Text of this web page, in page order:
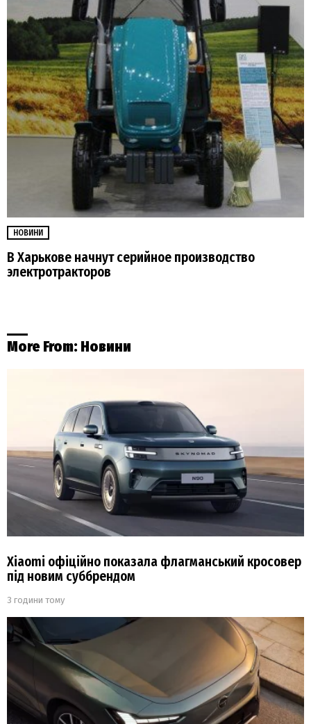
НОВИНИ
В Харькове начнут серийное производство
электротракторов
More From: Новини
Xiaomi офіційно показала флагманський кросовер
під новим суббрендом
3 години тому